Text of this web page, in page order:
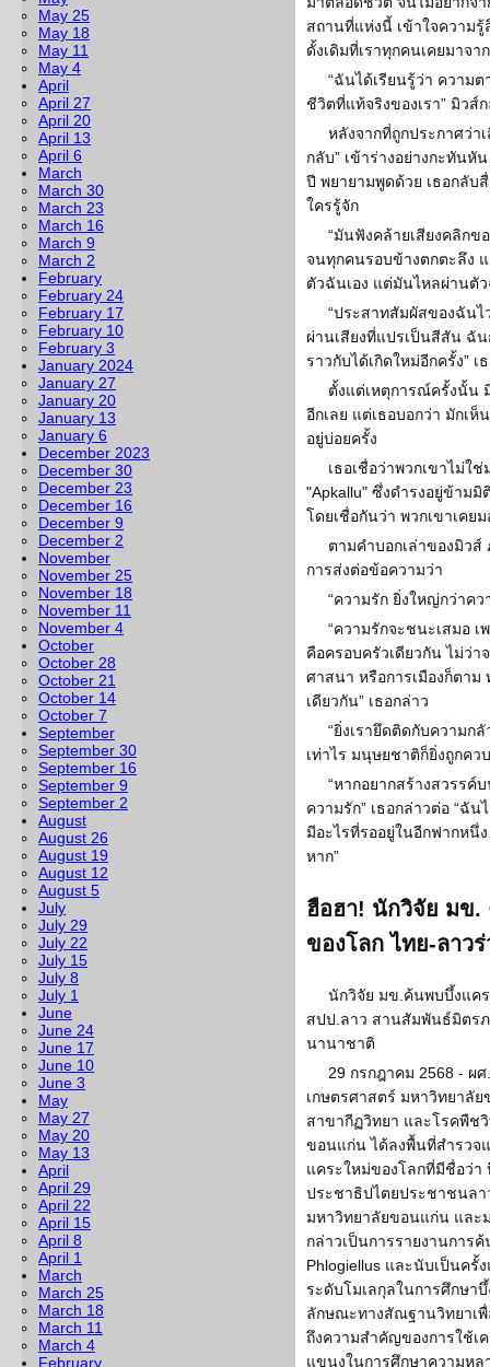
May 25
May 18
May 11
May 4
April
April 27
April 20
April 13
April 6
March
March 30
March 23
March 16
March 9
March 2
February
February 24
February 17
February 10
February 3
January 2024
January 27
January 20
January 13
January 6
December 2023
December 30
December 23
December 16
December 9
December 2
November
November 25
November 18
November 11
November 4
October
October 28
October 21
October 14
October 7
September
September 30
September 16
September 9
September 2
August
August 26
August 19
August 12
August 5
July
July 29
July 22
July 15
July 8
July 1
June
June 24
June 17
June 10
June 3
May
May 27
May 20
May 13
April
April 29
April 22
April 15
April 8
April 1
March
March 25
March 18
March 11
March 4
February
สถานที่แห่งนี้ เข้าใจความ
ดั้งเดิมที่เราทุกคนเคยมาจาก
“ฉันได้เรียนรู้ว่า ความ
ชีวิตที่แท้จริงของเรา” มิวส์
หลังจากที่ถูกประกาศว่า
กลับ” เข้าร่างอย่างกะทันหั
ปี พยายามพูดด้วย เธอกลับ
ใครรู้จัก
“มันฟังคล้ายเสียงคลิกข
จนทุกคนรอบข้างตกตะลึง
ตัวฉันเอง แต่มันไหลผ่านตั
“ประสาทสัมผัสของฉัน
ผ่านเสียงที่แปรเป็นสีสัน ฉั
ราวกับได้เกิดใหม่อีกครั้ง” เ
ตั้งแต่เหตุการณ์ครั้งนั้น
อีกเลย แต่เธอบอกว่า มักเ
อยู่บ่อยครั้ง
เธอเชื่อว่าพวกเขาไม่ใ
"Apkallu" ซึ่งดำรงอยู่ข้ามมิ
โดยเชื่อกันว่า พวกเขาเคย
ตามคำบอกเล่าของมิวส์
การส่งต่อข้อความว่า
“ความรัก ยิ่งใหญ่กว่าคว
“ความรักจะชนะเสมอ เ
คือครอบครัวเดียวกัน ไม่ว่
ศาสนา หรือการเมืองก็ตาม
เดียวกัน” เธอกล่าว
“ยิ่งเรายึดติดกับความก
เท่าไร มนุษยชาติก็ยิ่งถูกคว
“หากอยากสร้างสวรรค์
ความรัก” เธอกล่าวต่อ “ฉั
มีอะไรที่รออยู่ในอีกฟากหนึ่
หาก”
ฮือฮา! นักวิจัย มข
ของโลก ไทย-ลาว
นักวิจัย มข.ค้นพบบึ้งแค
สปป.ลาว สานสัมพันธ์มิตร
นานาชาติ
29 กรกฎาคม 2568 - ผ
เกษตรศาสตร์ มหาวิทยาลั
สาขากีฏวิทยา และโรคพืช
ขอนแก่น ได้ลงพื้นที่สำรวจ
แคระใหม่ของโลกที่มีชื่อว่
ประชาธิปไตยประชาชนลา
มหาวิทยาลัยขอนแก่น และ
กล่าวเป็นการรายงานการ
Phlogiellus และนับเป็นครั้
ระดับโมเลกุลในการศึกษา
ลักษณะทางสัณฐานวิทยาเ
ถึงความสำคัญของการใช้เ
แขนงในการศึกษาความหล